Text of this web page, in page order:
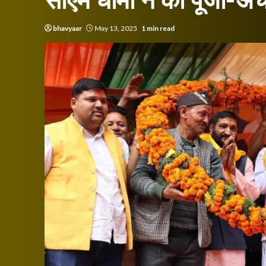
bhavyaar May 13, 2025 1 min read